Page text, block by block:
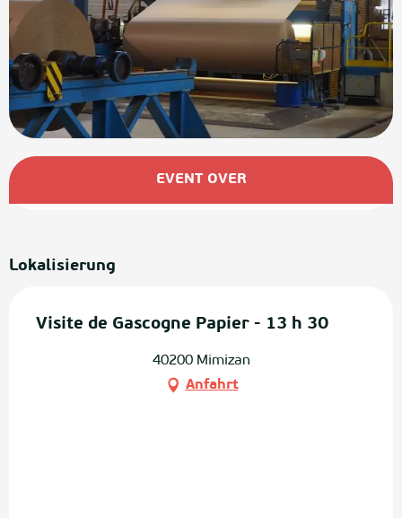
Öffnungszeiten & Kontaktdaten
EVENT OVER
Lokalisierung
Visite de Gascogne Papier - 13 h 30
40200 Mimizan
Anfahrt